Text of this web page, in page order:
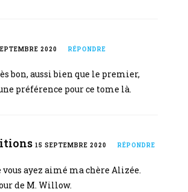
2020 RÉPONDRE
bon, aussi bien que le premier,
préférence pour ce tome là.
15 SEPTEMBRE 2020 RÉPONDRE
vous ayez aimé ma chère Alizée.
de M. Willow.